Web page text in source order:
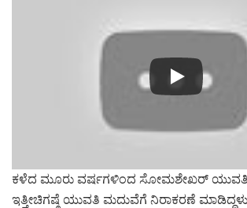
ಕಳೆದ ಮೂರು ವರ್ಷಗಳಿಂದ ಸೋಮಶೇಖರ್
ಇತ್ತೀಚಿಗಷ್ಠೆ ಯುವತಿ ಮದುವೆಗೆ ನಿರಾಕರಣೆ